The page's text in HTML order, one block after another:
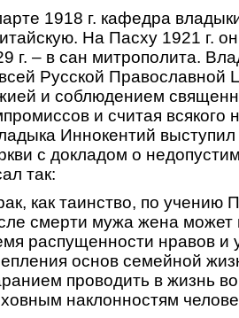
1918 г. кафедра
На Пасху 1921 г.
г. – в сан митрополита.
Русской Православной
и соблюдением
и считая
Иннокентий
с докладом о
так:
как таинство, по учению
смерти мужа жена может
распущенности нравов и
основ семейной
проводить в жизнь
наклонностям